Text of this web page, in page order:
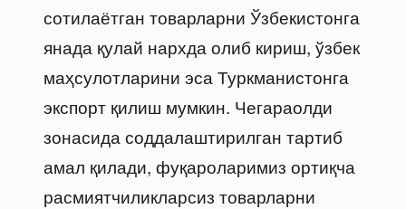
сотилаётган товарларни Ўзбекистонга
янада қулай нархда олиб кириш, ўзбек
маҳсулотларини эса Туркманистонга
экспорт қилиш мумкин. Чегараолди
зонасида соддалаштирилган тартиб
амал қилади, фуқароларимиз ортиқча
расмиятчиликларсиз товарларни